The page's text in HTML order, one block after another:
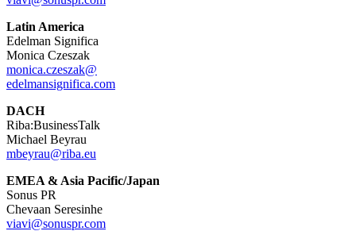
Latin America
Edelman Significa
Monica Czeszak
monica.czeszak@
edelmansignifica.com
DACH
Riba:BusinessTalk
Michael Beyrau
mbeyrau@riba.eu
EMEA & Asia Pacific/Japan
Sonus PR
Chevaan Seresinhe
viavi@sonuspr.com